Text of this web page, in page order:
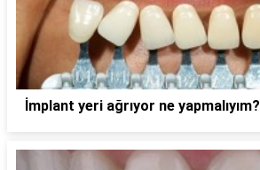
İmplant yeri ağrıyor ne yapmalıyım?